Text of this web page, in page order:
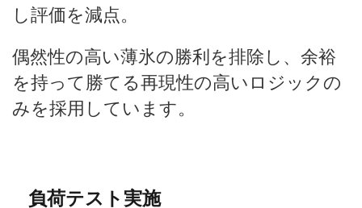
し評価を減点。
偶然性の高い薄氷の勝利を排除し、余裕
を持って勝てる再現性の高いロジックの
みを採用しています。
負荷テスト実施